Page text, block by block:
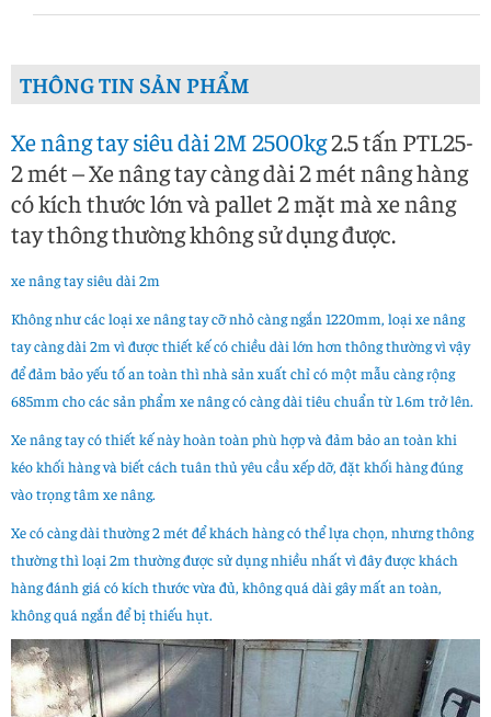
THÔNG TIN SẢN PHẨM
Xe nâng tay siêu dài 2M 2500kg2.5 tấn PTL25-
2 mét – Xe nâng tay càng dài 2 mét nâng hàng
có kích thước lớn và pallet 2 mặt mà xe nâng
tay thông thường không sử dụng được.
xe nâng tay siêu dài 2m
Không như các loại xe nâng tay cỡ nhỏ càng ngắn 1220mm, loại xe nâng
tay càng dài 2m vì được thiết kế có chiều dài lớn hơn thông thường vì vậy
để đảm bảo yếu tố an toàn thì nhà sản xuất chỉ có một mẫu càng rộng
685mm cho các sản phẩm xe nâng có càng dài tiêu chuẩn từ 1.6m trở lên.
Xe nâng tay có thiết kế này hoàn toàn phù hợp và đảm bảo an toàn khi
kéo khối hàng và biết cách tuân thủ yêu cầu xếp dỡ, đặt khối hàng đúng
vào trọng tâm xe nâng.
Xe có càng dài thường 2 mét để khách hàng có thể lựa chọn, nhưng thông
thường thì loại 2m thường được sử dụng nhiều nhất vì đây được khách
hàng đánh giá có kích thước vừa đủ, không quá dài gây mất an toàn,
không quá ngắn để bị thiếu hụt.